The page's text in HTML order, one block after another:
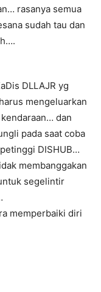
rasanya semua
sudah tau dan
DLLAJR yg
mengeluarkan
dan
pada saat coba
DISHUB…
membanggakan
segelintir
memperbaiki diri